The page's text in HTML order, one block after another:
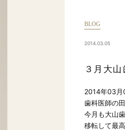
BLOG
2014.03.05
３月大
2014年03月
歯科医師の田
今月も大山
移転して最